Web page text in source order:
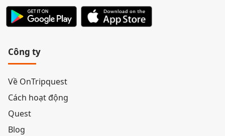
Công ty
Về OnTripquest
Cách hoạt động
Quest
Blog